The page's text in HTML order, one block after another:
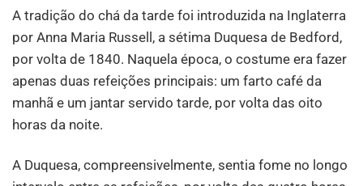
A tradição do chá da tarde foi introduzida na Inglaterra
por Anna Maria Russell, a sétima Duquesa de Bedford,
por volta de 1840. Naquela época, o costume era fazer
apenas duas refeições principais: um farto café da
manhã e um jantar servido tarde, por volta das oito
horas da noite.
A Duquesa, compreensivelmente, sentia fome no longo